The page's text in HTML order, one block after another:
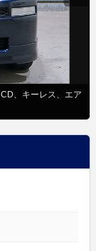
、キーレス、エア